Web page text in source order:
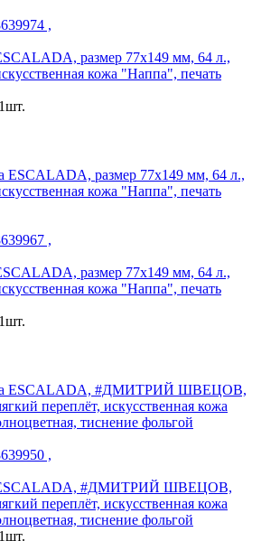
,
размер 77х149 мм, 64 л.,
кожа "Наппа", печать
,
размер 77х149 мм, 64 л.,
кожа "Наппа", печать
,
ESCALADA, #ДМИТРИЙ ШВЕЦОВ,
переплёт, искусственная кожа
тиснение фольгой